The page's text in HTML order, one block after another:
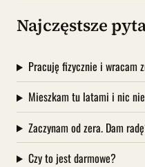
Najczęstsze
Pracuję fizycznie i wracam
Mieszkam tu latami i nic nie
Zaczynam od zera. Dam
Czy to jest darmowe?